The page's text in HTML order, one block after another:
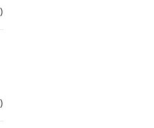
)
)